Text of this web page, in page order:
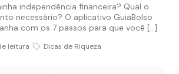
independência financeira? Qual o
necessário? O aplicativo GuiaBolso
com os 7 passos para que você […]
leitura Dicas de Riqueza